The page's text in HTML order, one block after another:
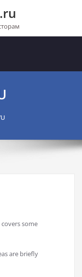
some
are briefly